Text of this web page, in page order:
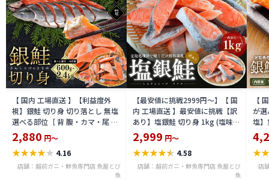
【 国内 工場直送 】【利益度外
視】銀鮭 切り身 切り落とし 無塩
選べる部位［ 背 腹・カマ・尾 ］
600g〜2.4kg 骨取り・骨無し 骨
あり 切り落とし 骨取り・骨無し
切身 ses2301-12ka
2,880 円～
★★★★★ 4.16
店舗：越前ガニ・鮮魚専門店 魚屋とび
魚
【最安値に挑戦2999円〜】【 国
内 工場直送 】最安値に挑戦【訳
あり】塩銀鮭 切り身 1kg (塩味・
旨塩味から選べる) 鮭の塩焼き 鮭
おにぎり シャケ チリ産 送料無料
gsw2404
2,999 円～
★★★★★ 4.58
店舗：越前ガニ・鮮魚専門店 魚屋とび
魚
【
が
塩
切
弁
ケ
★
店